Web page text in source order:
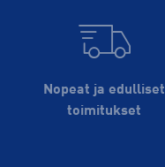
Nopeat ja edulliset
toimitukset